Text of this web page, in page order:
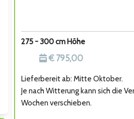
275 - 300 cm Höhe
€ 795,00
Lieferbereit ab: Mitte Oktober.
Je nach Witterung kann sich die
Wochen verschieben.